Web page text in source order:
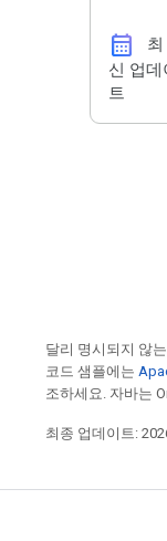
calendar_month
최
신 업데
트
달리 명시되지 않
코드 샘플에는
조하세요. 자바는
최종 업데이트: